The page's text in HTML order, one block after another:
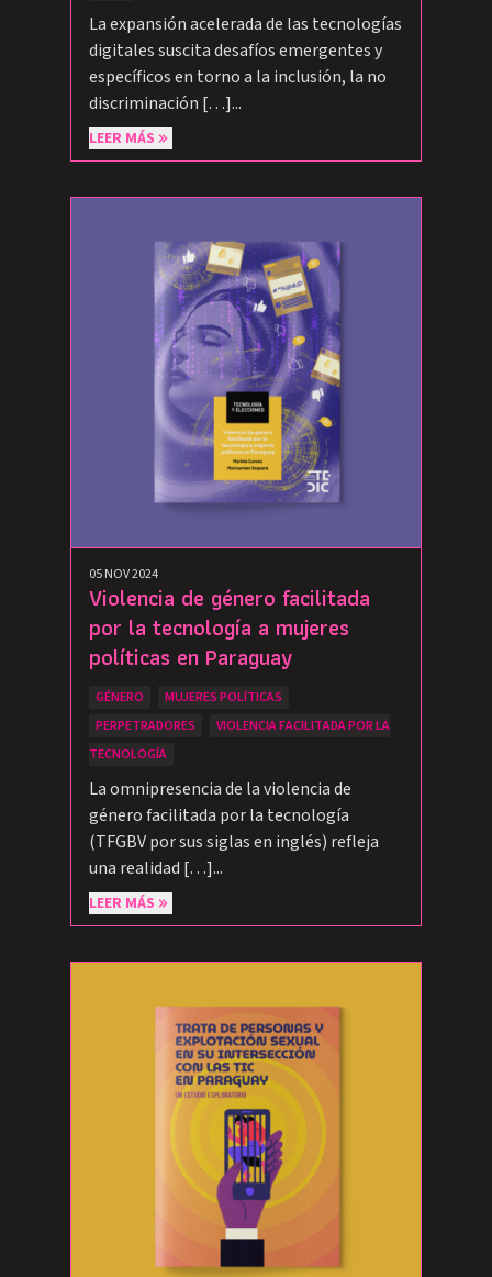
La expansión acelerada de las tecnologías
digitales suscita desafíos emergentes y
específicos en torno a la inclusión, la no
discriminación […]...
LEER MÁS
05 NOV 2024
Violencia de género facilitada
por la tecnología a mujeres
políticas en Paraguay
GÉNERO
MUJERES POLÍTICAS
PERPETRADORES
VIOLENCIA FACILITADA POR LA
TECNOLOGÍA
La omnipresencia de la violencia de
género facilitada por la tecnología
(TFGBV por sus siglas en inglés) refleja
una realidad […]...
LEER MÁS